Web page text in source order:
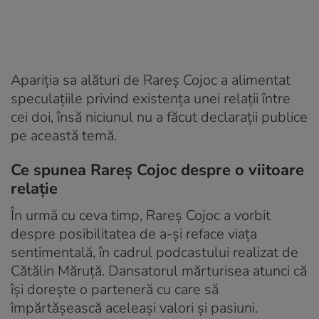
Apariția sa alături de Rareș Cojoc a alimentat
speculațiile privind existența unei relații între
cei doi, însă niciunul nu a făcut declarații publice
pe această temă.
Ce spunea Rareș Cojoc despre o viitoare
relație
În urmă cu ceva timp, Rareș Cojoc a vorbit
despre posibilitatea de a-și reface viața
sentimentală, în cadrul podcastului realizat de
Cătălin Măruță. Dansatorul mărturisea atunci că
își dorește o parteneră cu care să
împărtășească aceleași valori și pasiuni.